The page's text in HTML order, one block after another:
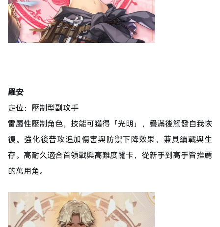
羅安
定位：壓制型副攻手
雷屬性壓制角色，技能可獲得「光明」，疊滿後觸發自我恢
復。強化後普攻追加傷害與防禦下降效果，兼具續戰與生
存。高耐久適合首領戰與高難度關卡，從新手到高手皆推薦
的萬用角。